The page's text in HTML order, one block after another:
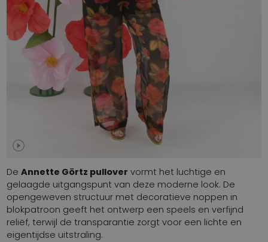
DeAnnette Görtz pullover vormt het luchtige en
gelaagde uitgangspunt van deze moderne look. De
opengeweven structuur met decoratieve noppen in
blokpatroon geeft het ontwerp een speels en verfijnd
reliëf, terwijl de transparantie zorgt voor een lichte en
eigentijdse uitstraling.